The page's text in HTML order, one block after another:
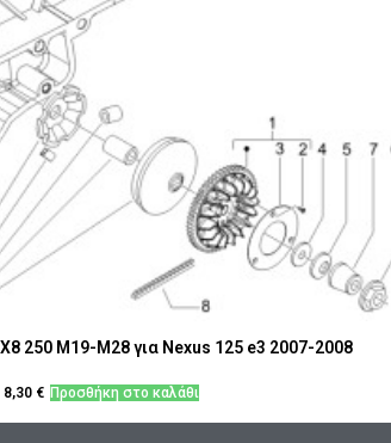
250 M19-M28 για Nexus 125 e3 2007-2008
8,30 € Προσθήκη στο καλάθι